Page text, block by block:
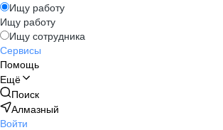
Ищу работу
Ищу работу
Ищу сотрудника
Сервисы
Помощь
Ещё
Поиск
Алмазный
Войти